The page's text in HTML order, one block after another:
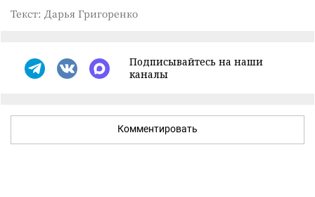
Текст: Дарья Григоренко
Подписывайтесь на наши
каналы
Комментировать